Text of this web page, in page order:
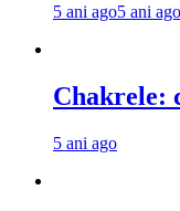
5 ani ago5 ani ago
Chakrele:
5 ani ago